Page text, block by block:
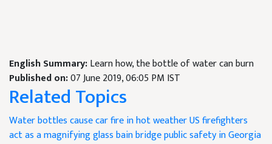
English Summary:Learn how, the bottle of water can burn
Published on:07 June 2019, 06:05 PM IST
Related Topics
Water bottlescause car fire in hot weatherUS firefighters
act as a magnifying glassbain bridge public safety in Georgia